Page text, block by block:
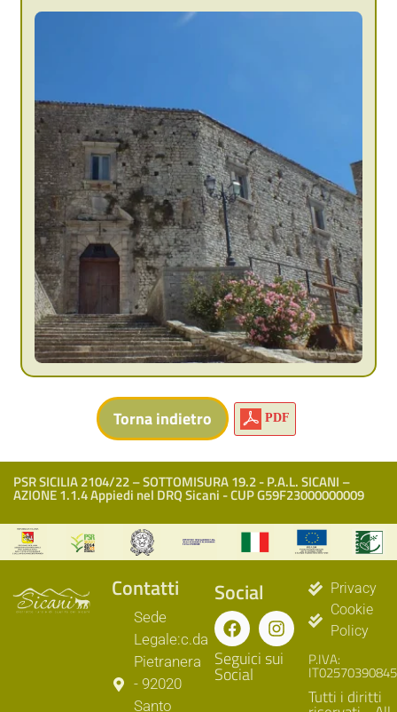
PDF
PSR SICILIA 2104/22 – SOTTOMISURA 19.2 - P.A.L. SICANI –
AZIONE 1.1.4 Appiedi nel DRQ Sicani - CUP G59F23000000009
Contatti
Sede
Legale:c.da
Pietranera
- 92020
Santo
Social
Seguici sui
Social
Privacy
Cookie
Policy
P.IVA:
IT02570390845
Tutti i diritti